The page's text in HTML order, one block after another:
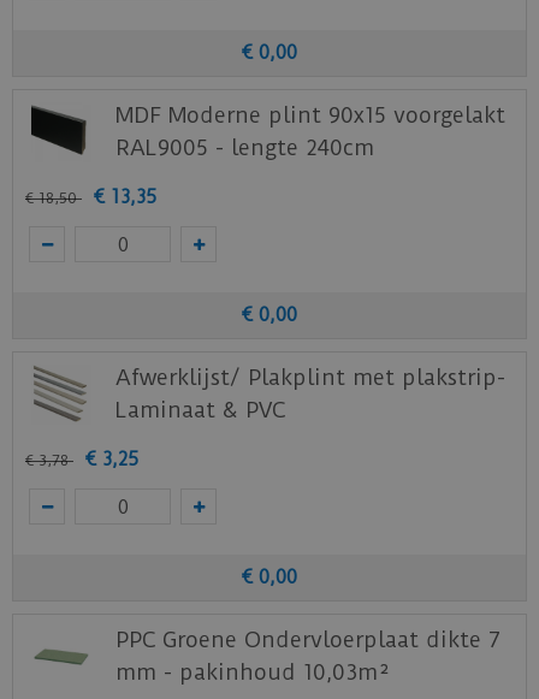
€ 0,00
MDF Moderne plint 90x15 voorgelakt
RAL9005 - lengte 240cm
€ 18,50 € 13,35
€ 0,00
Afwerklijst/ Plakplint met plakstrip-
Laminaat & PVC
€ 3,78 € 3,25
€ 0,00
PPC Groene Ondervloerplaat dikte 7
mm - pakinhoud 10,03m²